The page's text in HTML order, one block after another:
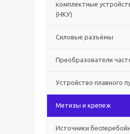
комплектные
(НКУ)
Силовые разъёмы
Преобразователи
Устройство плавного
Метизы и крепеж
Источники